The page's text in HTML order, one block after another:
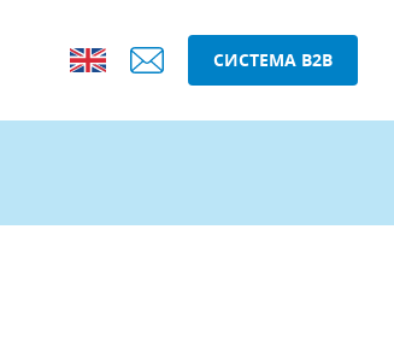
СИСТЕМА B2B